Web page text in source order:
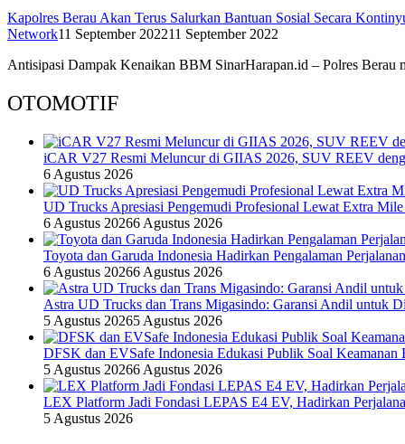
Kapolres Berau Akan Terus Salurkan Bantuan Sosial Secara
Network11 September 202211 September 2022
Antisipasi Dampak Kenaikan BBM SinarHarapan.id – Polres Berau
OTOMOTIF
iCAR V27 Resmi Meluncur di GIIAS 2026, SUV REEV
6 Agustus 2026
UD Trucks Apresiasi Pengemudi Profesional Lewat Extra
6 Agustus 20266 Agustus 2026
Toyota dan Garuda Indonesia Hadirkan Pengalaman
6 Agustus 20266 Agustus 2026
Astra UD Trucks dan Trans Migasindo: Garansi Andil untuk
5 Agustus 20265 Agustus 2026
DFSK dan EVSafe Indonesia Edukasi Publik Soal
5 Agustus 20266 Agustus 2026
LEX Platform Jadi Fondasi LEPAS E4 EV, Hadirkan
5 Agustus 2026